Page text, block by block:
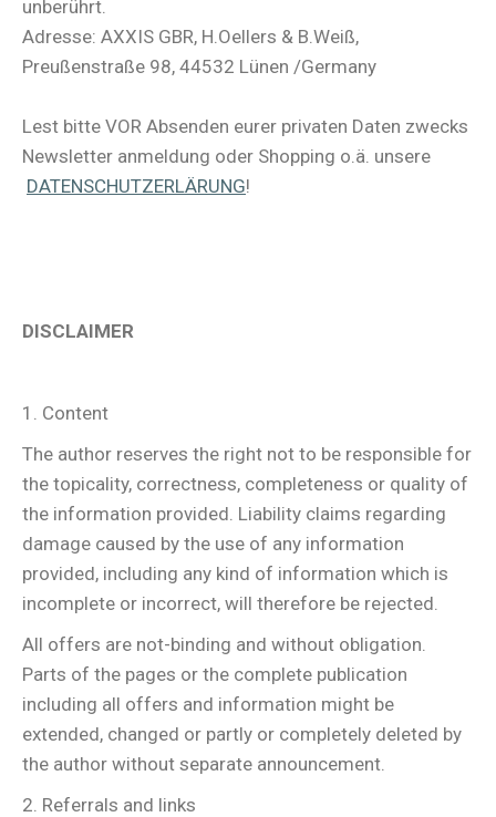
unberührt.
Adresse: AXXIS GBR, H.Oellers & B.Weiß,
Preußenstraße 98, 44532 Lünen /Germany
Lest bitte VOR Absenden eurer privaten Daten zwecks
Newsletter anmeldung oder Shopping o.ä. unsere
DATENSCHUTZERLÄRUNG!
DISCLAIMER
1. Content
The author reserves the right not to be responsible for
the topicality, correctness, completeness or quality of
the information provided. Liability claims regarding
damage caused by the use of any information
provided, including any kind of information which is
incomplete or incorrect, will therefore be rejected.
All offers are not-binding and without obligation.
Parts of the pages or the complete publication
including all offers and information might be
extended, changed or partly or completely deleted by
the author without separate announcement.
2. Referrals and links